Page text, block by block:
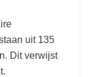
uit 135
Dit verwijst